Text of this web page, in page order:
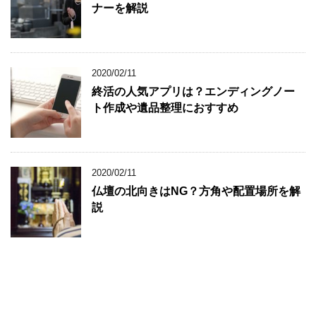
ナーを解説
2020/02/11
終活の人気アプリは？エンディングノー
ト作成や遺品整理におすすめ
2020/02/11
仏壇の北向きはNG？方角や配置場所を解
説